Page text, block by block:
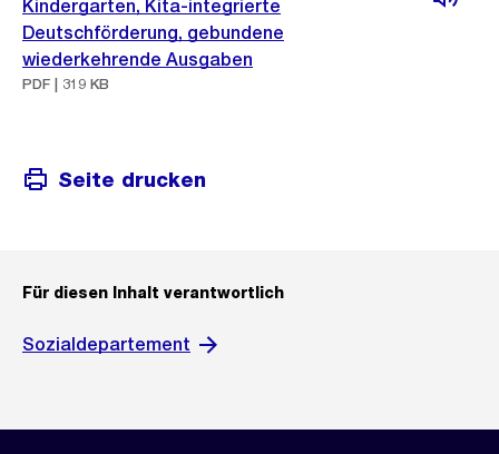
Kindergarten, Kita-integrierte
Deutschförderung, gebundene
wiederkehrende Ausgaben
PDF | 319 KB
Seite drucken
Für diesen Inhalt verantwortlich
Sozialdepartement